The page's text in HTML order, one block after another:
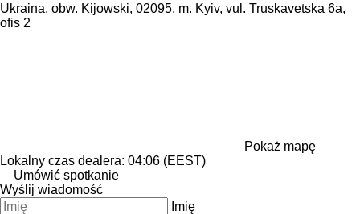
Ukraina, obw. Kijowski, 02095, m. Kyiv, vul. Truskavetska 6a,
ofis 2
Pokaż mapę
Lokalny czas dealera: 04:06 (EEST)
Umówić spotkanie
Wyślij wiadomość
Imię